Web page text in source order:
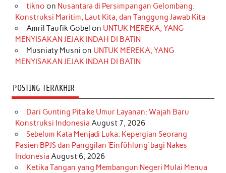
o
k
r
a
m
e
s
t
I
n
r
e
tikno on Nusantara di Persimpangan Gelombang:
Konstruksi Maritim, Laut Kita, dan Tanggung Jawab Kita
Amril Taufik Gobel on UNTUK MEREKA, YANG
MENYISAKAN JEJAK INDAH DI BATIN
Musniaty Musni on UNTUK MEREKA, YANG
MENYISAKAN JEJAK INDAH DI BATIN
POSTING TERAKHIR
Dari Gunting Pita ke Umur Layanan: Wajah Baru
Konstruksi Indonesia August 7, 2026
Sebelum Kata Menjadi Luka: Kepergian Seorang
Pasien BPJS dan Panggilan ‘Einfühlung’ bagi Nakes
Indonesia August 6, 2026
Ketika Tangan yang Membangun Negeri Mulai Menua